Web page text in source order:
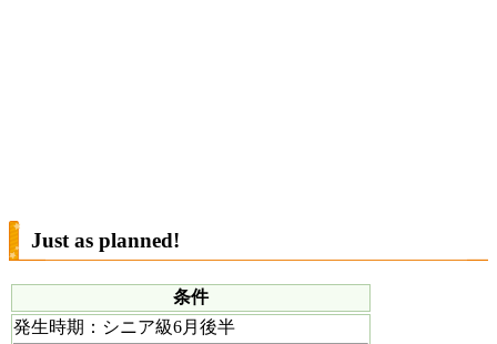
Just as planned!
条件
発生時期 ：シニア級6月後半